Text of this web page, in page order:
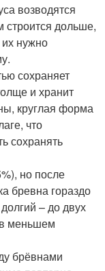
возводятся
дольше,
нужно
сохраняет
и хранит
круглая форма
что
сохранять
но после
бревна гораздо
– до двух
меньшем
брёвнами